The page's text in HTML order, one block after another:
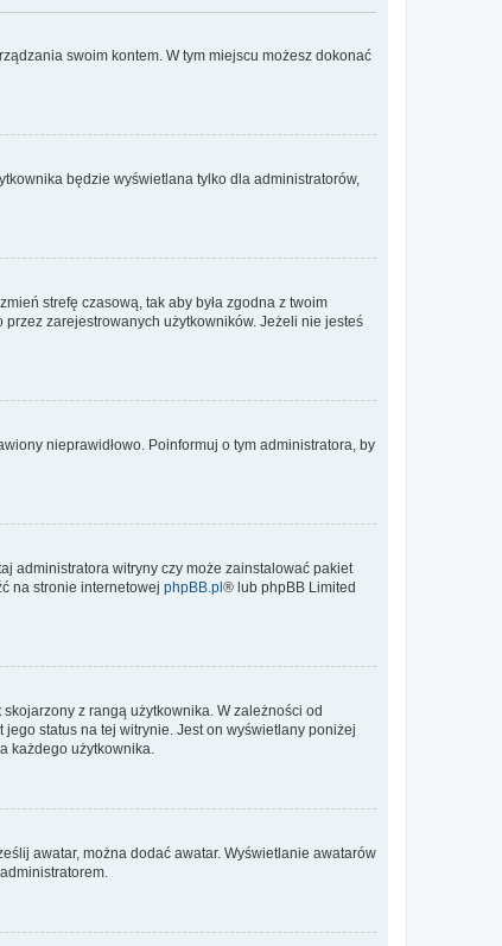
swoim kontem. W tym miejscu możesz dokonać
będzie wyświetlana tylko dla administratorów,
strefę czasową, tak aby była zgodna z twoim
zarejestrowanych użytkowników. Jeżeli nie jesteś
nieprawidłowo. Poinformuj o tym administratora, by
administratora witryny czy może zainstalować pakiet
na stronie internetowej phpBB.pl ® lub phpBB Limited
z rangą użytkownika. W zależności od
status na tej witrynie. Jest on wyświetlany poniżej
każdego użytkownika.
awatar, można dodać awatar. Wyświetlanie awatarów